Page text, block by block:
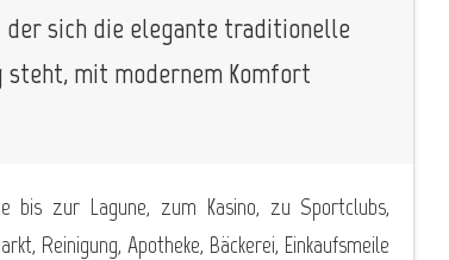
der sich die elegante traditionelle
steht, mit modernem Komfort
bis zur Lagune, zum Kasino, zu Sportclubs,
Reinigung, Apotheke, Bäckerei, Einkaufsmeile